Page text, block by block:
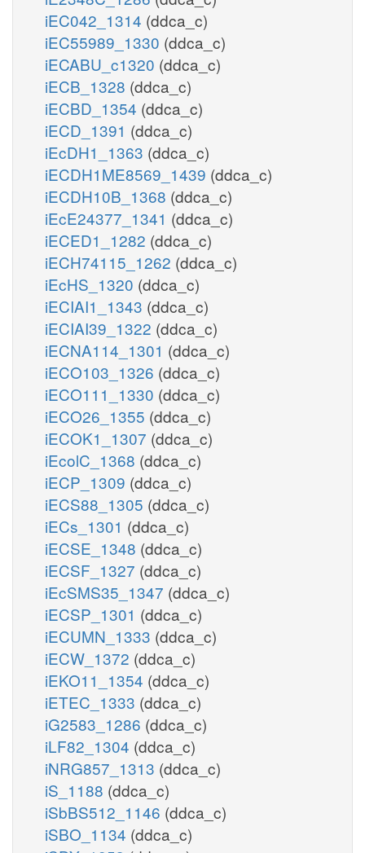
iEC042_1314 (ddca_c)
iEC55989_1330 (ddca_c)
iECABU_c1320 (ddca_c)
iECB_1328 (ddca_c)
iECBD_1354 (ddca_c)
iECD_1391 (ddca_c)
iEcDH1_1363 (ddca_c)
iECDH1ME8569_1439 (ddca_c)
iECDH10B_1368 (ddca_c)
iEcE24377_1341 (ddca_c)
iECED1_1282 (ddca_c)
iECH74115_1262 (ddca_c)
iEcHS_1320 (ddca_c)
iECIAI1_1343 (ddca_c)
iECIAI39_1322 (ddca_c)
iECNA114_1301 (ddca_c)
iECO103_1326 (ddca_c)
iECO111_1330 (ddca_c)
iECO26_1355 (ddca_c)
iECOK1_1307 (ddca_c)
iEcolC_1368 (ddca_c)
iECP_1309 (ddca_c)
iECS88_1305 (ddca_c)
iECs_1301 (ddca_c)
iECSE_1348 (ddca_c)
iECSF_1327 (ddca_c)
iEcSMS35_1347 (ddca_c)
iECSP_1301 (ddca_c)
iECUMN_1333 (ddca_c)
iECW_1372 (ddca_c)
iEKO11_1354 (ddca_c)
iETEC_1333 (ddca_c)
iG2583_1286 (ddca_c)
iLF82_1304 (ddca_c)
iNRG857_1313 (ddca_c)
iS_1188 (ddca_c)
iSbBS512_1146 (ddca_c)
iSBO_1134 (ddca_c)